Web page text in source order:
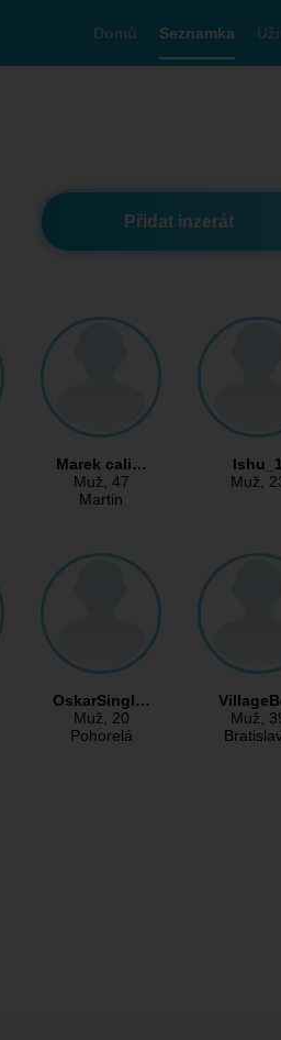
Domů Seznamka
Přidat inzerát
Marek cali…
Muž, 47
Martin
Ishu_1
Muž,
OskarSingl…
Muž, 20
Pohorelá
Muž,